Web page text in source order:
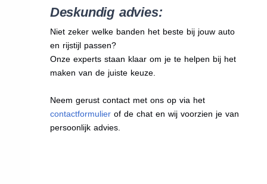
Deskundig advies:
Niet zeker welke banden het beste bij jouw auto
en rijstijl passen?
Onze experts staan klaar om je te helpen bij het
maken van de juiste keuze.
Neem gerust contact met ons op via het
contactformulierof de chat en wij voorzien je van
persoonlijk advies.